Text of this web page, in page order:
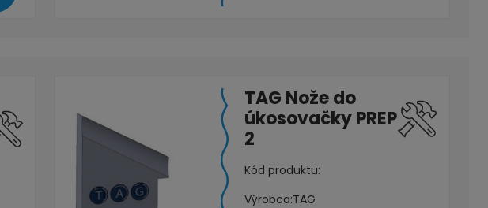
TAG Nože do
úkosovačky PREP
2
Kód produktu:
Výrobca:TAG